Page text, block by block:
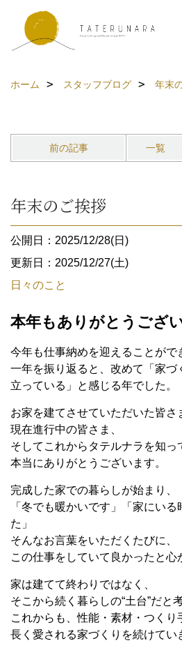
ホーム スタッフブログ 年末
前の記事 一覧
年末のご挨拶
公開日：2025/12/28(日)
更新日：2025/12/27(土)
日々のこと
本年もありがとうござ
今年も仕事納めを迎えることがで
一年を振り返ると、改めて「家づ
立っている」と感じる年でした。
お家を建てさせていただいた皆さ
現在進行中の皆さま、
そしてこれからタテルナラを知っ
本当にありがとうございます。
完成した家での暮らしが始まり、
「冬でも暖かいです」「家にい
た」
そんなお言葉をいただくたびに、
この仕事をしていて良かったと心
家は建てて終わりではなく、
そこから続く暮らしの“土台”だと
これからも、性能・素材・つくり
長く愛される家づくりを続けてい